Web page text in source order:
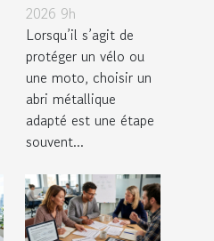
métallique
pour votre
vélo ou moto
?
2026 9h
Lorsqu’il s’agit de
protéger un vélo ou
une moto, choisir un
abri métallique
adapté est une étape
souvent...